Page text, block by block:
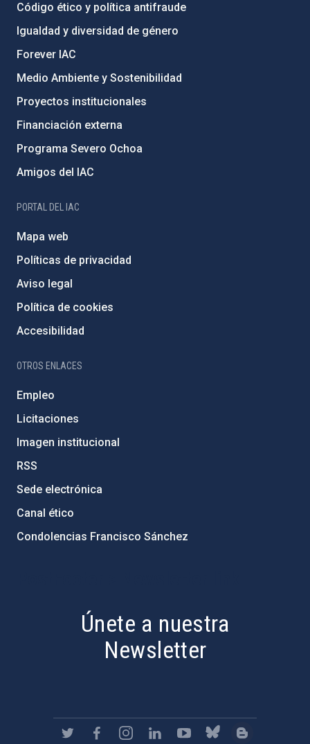
Código ético y política antifraude
Igualdad y diversidad de género
Forever IAC
Medio Ambiente y Sostenibilidad
Proyectos institucionales
Financiación externa
Programa Severo Ochoa
Amigos del IAC
PORTAL DEL IAC
Mapa web
Políticas de privacidad
Aviso legal
Política de cookies
Accesibilidad
OTROS ENLACES
Empleo
Licitaciones
Imagen institucional
RSS
Sede electrónica
Canal ético
Condolencias Francisco Sánchez
Únete a nuestra
Newsletter